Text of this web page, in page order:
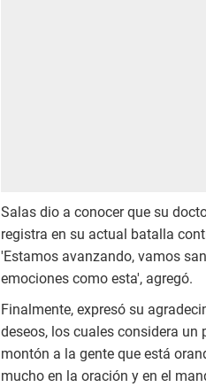
Salas dio a conocer que su
registra en su actual batalla
'Estamos avanzando, vamos
emociones como esta', agregó.
Finalmente, expresó su
deseos, los cuales considera
montón a la gente que está
mucho en la oración y en el